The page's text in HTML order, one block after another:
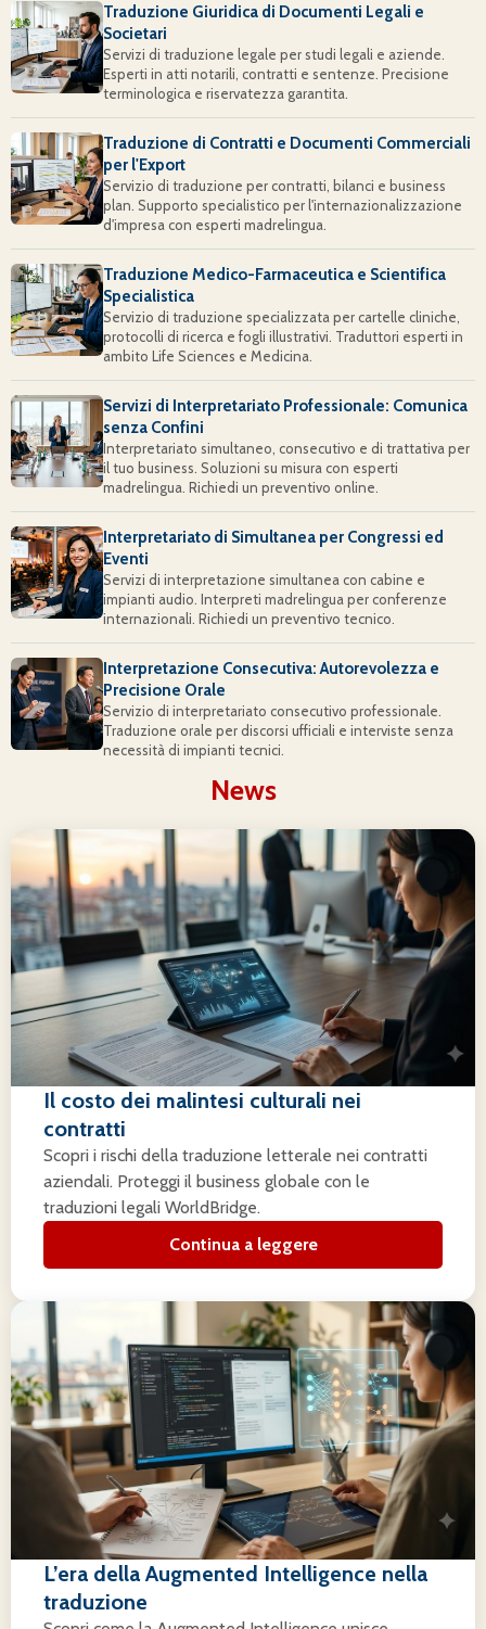
Traduzione Giuridica di Documenti Legali e
Societari
Servizi di traduzione legale per studi legali e aziende.
Esperti in atti notarili, contratti e sentenze. Precisione
terminologica e riservatezza garantita.
Traduzione di Contratti e Documenti Commerciali
per l'Export
Servizio di traduzione per contratti, bilanci e business
plan. Supporto specialistico per l'internazionalizzazione
d'impresa con esperti madrelingua.
Traduzione Medico-Farmaceutica e Scientifica
Specialistica
Servizio di traduzione specializzata per cartelle cliniche,
protocolli di ricerca e fogli illustrativi. Traduttori esperti in
ambito Life Sciences e Medicina.
Servizi di Interpretariato Professionale: Comunica
senza Confini
Interpretariato simultaneo, consecutivo e di trattativa per
il tuo business. Soluzioni su misura con esperti
madrelingua. Richiedi un preventivo online.
Interpretariato di Simultanea per Congressi ed
Eventi
Servizi di interpretazione simultanea con cabine e
impianti audio. Interpreti madrelingua per conferenze
internazionali. Richiedi un preventivo tecnico.
Interpretazione Consecutiva: Autorevolezza e
Precisione Orale
Servizio di interpretariato consecutivo professionale.
Traduzione orale per discorsi ufficiali e interviste senza
necessità di impianti tecnici.
News
Il costo dei malintesi culturali nei
contratti
Scopri i rischi della traduzione letterale nei contratti
aziendali. Proteggi il business globale con le
traduzioni legali WorldBridge.
Continua a leggere
L’era della Augmented Intelligence nella
traduzione